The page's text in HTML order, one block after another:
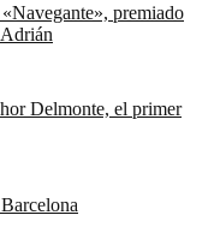
premiado
Delmonte, el primer